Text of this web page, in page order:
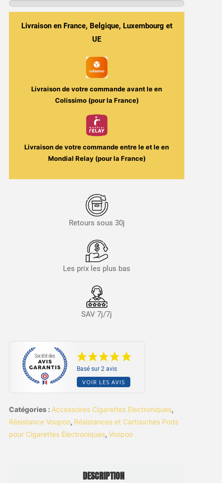
Voopoo
Livraison en France, Belgique, Luxembourg et
UE
Livraison de votre commande avant leen
Colissimo (pour la France)
Livraison de votre commande entre leet leen
Mondial Relay (pour la France)
Retours sous 30j
Les prix les plus bas
SAV 7j/7j
Basé sur 2 avis
VOIR LES AVIS
Catégories : Accessoires Cigarettes Electroniques,
Résistance Voopoo, Résistances et Cartouches Pods
pour Cigarettes Électroniques, Voopoo
DESCRIPTION